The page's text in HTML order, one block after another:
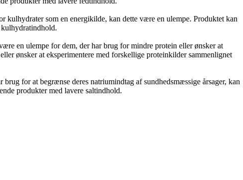
kulhydrater som en energikilde, kan dette være en ulempe. Produktet kan
en ulempe for dem, der har brug for mindre protein eller ønsker at
ønsker at eksperimentere med forskellige proteinkilder sammenlignet
for at begrænse deres natriumindtag af sundhedsmæssige årsager, kan
produkter med lavere saltindhold.